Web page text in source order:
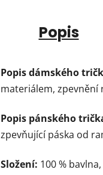
Popis
Popis dámského
materiálem, zpevnění
Popis pánského
zpevňující páska od
Složení: 100 %